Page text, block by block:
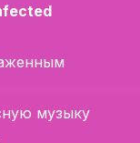
музыку